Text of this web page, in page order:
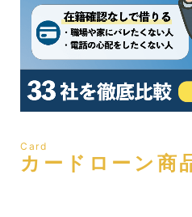
Card
カードローン商